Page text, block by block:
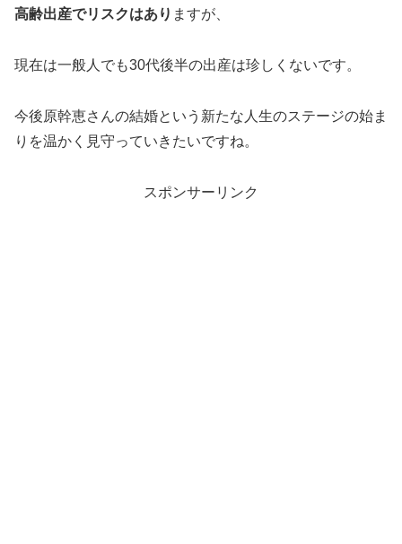
高齢出産でリスクはあり ますが、
現在は一般人でも30代後半の出産は珍しくないです。
今後原幹恵さんの結婚という新たな人生のステージの始ま
りを温かく見守っていきたいですね。
スポンサーリンク